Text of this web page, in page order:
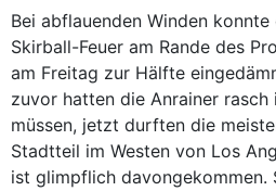
Bei abflauenden Winden
Skirball-Feuer am Rande des
am Freitag zur Hälfte
zuvor hatten die Anrainer rasch
müssen, jetzt durften die
Stadtteil im Westen von Los
ist glimpflich davongekommen.